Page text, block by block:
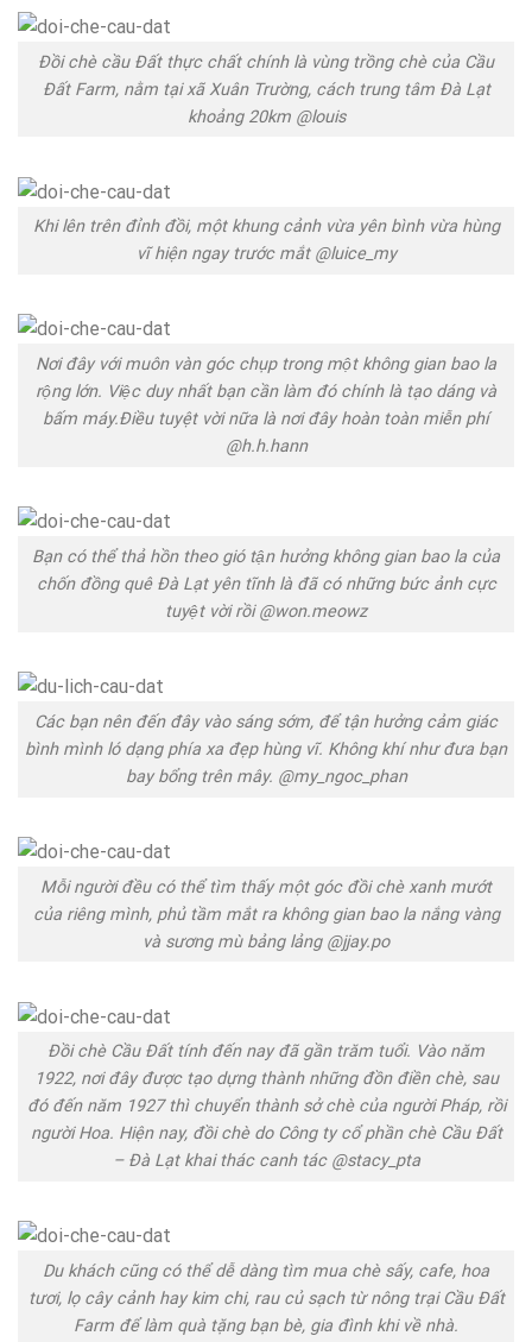
Đồi chè cầu Đất thực chất chính là vùng trồng chè của Cầu
Đất Farm, nằm tại xã Xuân Trường, cách trung tâm Đà Lạt
khoảng 20km @louis
Khi lên trên đỉnh đồi, một khung cảnh vừa yên bình vừa hùng
vĩ hiện ngay trước mắt @luice_my
Nơi đây với muôn vàn góc chụp trong một không gian bao la
rộng lớn. Việc duy nhất bạn cần làm đó chính là tạo dáng và
bấm máy.Điều tuyệt vời nữa là nơi đây hoàn toàn miễn phí
@h.h.hann
Bạn có thể thả hồn theo gió tận hưởng không gian bao la của
chốn đồng quê Đà Lạt yên tĩnh là đã có những bức ảnh cực
tuyệt vời rồi @won.meowz
Các bạn nên đến đây vào sáng sớm, để tận hưởng cảm giác
bình mình ló dạng phía xa đẹp hùng vĩ. Không khí như đưa bạn
bay bổng trên mây. @my_ngoc_phan
Mỗi người đều có thể tìm thấy một góc đồi chè xanh mướt
của riêng mình, phủ tầm mắt ra không gian bao la nắng vàng
và sương mù bảng lảng @jjay.po
Đồi chè Cầu Đất tính đến nay đã gần trăm tuổi. Vào năm
1922, nơi đây được tạo dựng thành những đồn điền chè, sau
đó đến năm 1927 thì chuyển thành sở chè của người Pháp, rồi
người Hoa. Hiện nay, đồi chè do Công ty cổ phần chè Cầu Đất
– Đà Lạt khai thác canh tác @stacy_pta
Du khách cũng có thể dễ dàng tìm mua chè sấy, cafe, hoa
tươi, lọ cây cảnh hay kim chi, rau củ sạch từ nông trại Cầu Đất
Farm để làm quà tặng bạn bè, gia đình khi về nhà.